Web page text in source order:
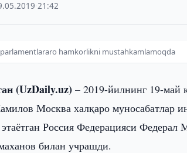
·21:42
hamkorlikni mustahkamlamoqda
(UzDaily.uz)– 2019-йилнинг 19-май
Москва халқаро
Россия Федерацияси
билан учрашди.